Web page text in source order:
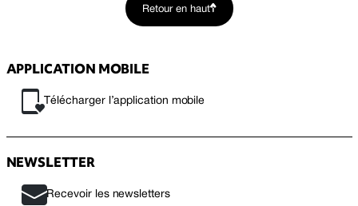
Retour en haut
APPLICATION MOBILE
Télécharger l’application mobile
NEWSLETTER
Recevoir les newsletters